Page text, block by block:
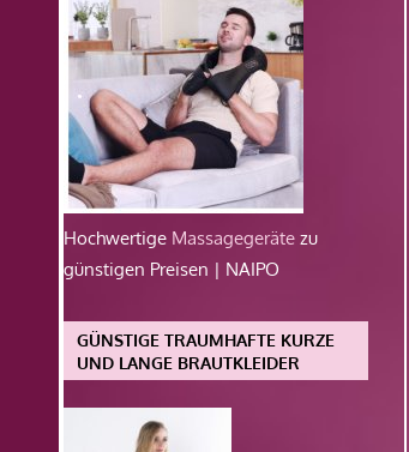
Hochwertige Massagegeräte zu
günstigen Preisen | NAIPO
GÜNSTIGE TRAUMHAFTE KURZE
UND LANGE BRAUTKLEIDER